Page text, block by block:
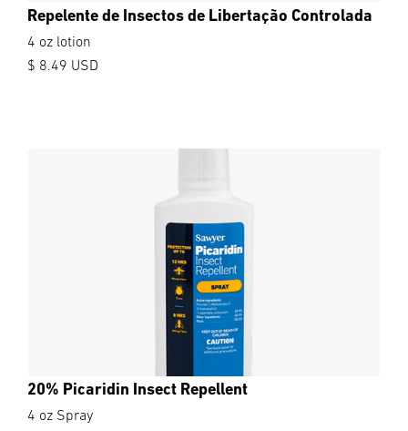
Repelente de Insectos de Libertação Controlada
4 oz lotion
$ 8.49 USD
20% Picaridin Insect Repellent
4 oz Spray